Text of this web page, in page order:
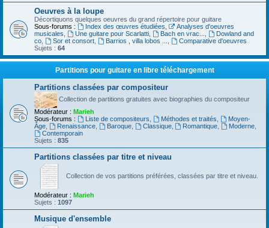
Oeuvres à la loupe
Décortiquons quelques oeuvres du grand répertoire pour guitare
Sous-forums :
Index des œuvres étudiées
Analyses d'oeuvres
musicales
Une guitare pour Scarlatti, Bach en vrac...
Dowland and
co
Sor et consort, Barrios , villa lobos ...
Comparative d'oeuvres
Sujets : 64
Partitions pour guitare en libre téléchargement
Partitions classées par compositeur
Collection de partitions gratuites avec biographies du compositeur
Modérateur : Marieh
Sous-forums :
Liste de compositeurs Méthodes et traités
Moyen-
Âge
Renaissance, Baroque, Classique, Romantique Moderne
Contemporain
Sujets : 835
Partitions classées par titre et niveau
Collection de vos partitions préférées, classées par titre et niveau.
Modérateur : Marieh
Sujets : 1097
Musique d'ensemble